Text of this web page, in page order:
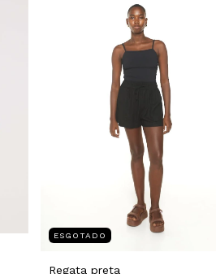
ESGOTADO
Regata preta